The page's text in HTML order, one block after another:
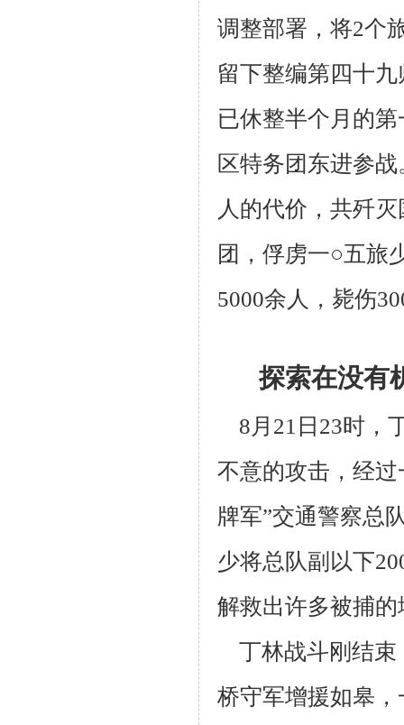
调整部署，将2个
留下整编第四十
已休整半个月的
区特务团东进参
人的代价，共歼
团，俘虏一○五旅
5000余人，毙伤
探索在没有
8月21日23时，
不意的攻击，经
牌军”交通警察总
少将总队副 以下
解救出许多被捕
丁林战斗刚结束
桥守军增援如皋